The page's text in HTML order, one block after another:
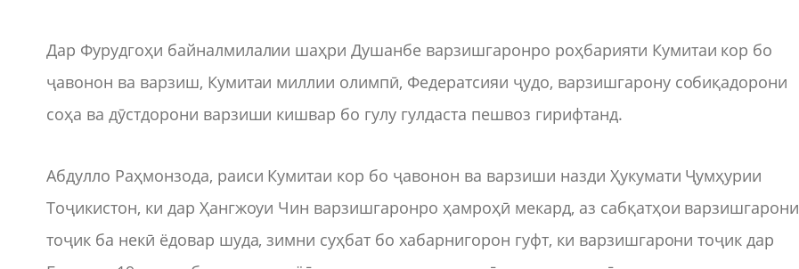
Дар Фурудгоҳи байналмилалии шаҳри Душанбе варзишгаронро роҳбарияти Кумитаи кор бо
ҷавонон ва варзиш, Кумитаи миллии олимпӣ, Федератсияи ҷудо, варзишгарону собиқадорони
соҳа ва дӯстдорони варзиши кишвар бо гулу гулдаста пешвоз гирифтанд.
Абдулло Раҳмонзода, раиси Кумитаи кор бо ҷавонон ва варзиши назди Ҳукумати Ҷумҳурии
Тоҷикистон, ки дар Ҳангжоуи Чин варзишгаронро ҳамроҳӣ мекард, аз сабқатҳои варзишгарони
тоҷик ба некӣ ёдовар шуда, зимни суҳбат бо хабарнигорон гуфт, ки варзишгарони тоҷик дар